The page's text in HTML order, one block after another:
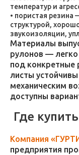
температур и
пористая
структурой,
звукоизоляции,
Материалы
рулонов —
под конкретные
листы
механическим
доступны
Где
Компания
предприятия